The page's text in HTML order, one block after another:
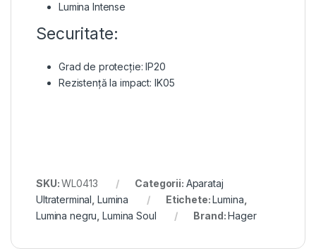
Lumina Intense
Securitate:
Grad de protecție: IP20
Rezistență la impact: IK05
SKU:WL0413 Categorii: Aparataj
Ultraterminal Lumina Etichete:Lumina
Lumina negru ,Lumina Soul Brand:Hager